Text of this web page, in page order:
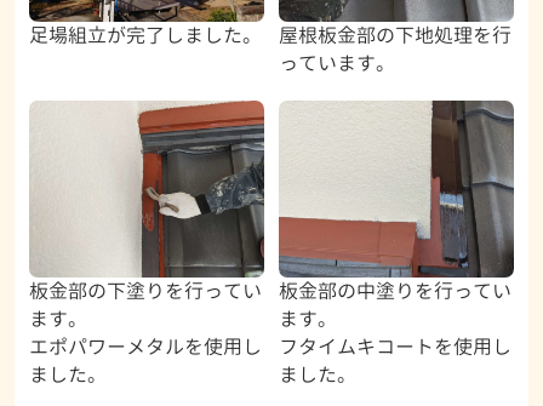
足場組立が完了しました。
屋根板金部の下地処理を行
っています。
板金部の下塗りを行ってい
ます。
エポパワーメタルを使用し
ました。
板金部の中塗りを行ってい
ます。
フタイムキコートを使用し
ました。